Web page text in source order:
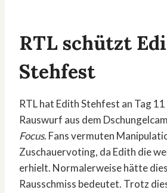
RTL schützt
Stehfest
RTL hat Edith Stehfest an Tag
Rauswurf aus dem
Focus. Fans vermuten
Zuschauervoting, da Edith die
erhielt. Normalerweise hätte
Rausschmiss bedeutet. Trotz